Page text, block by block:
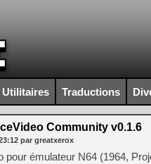
Utilitaires Traductions
Community v0.1.6
par greatxerox
pour émulateur N64 (1964,